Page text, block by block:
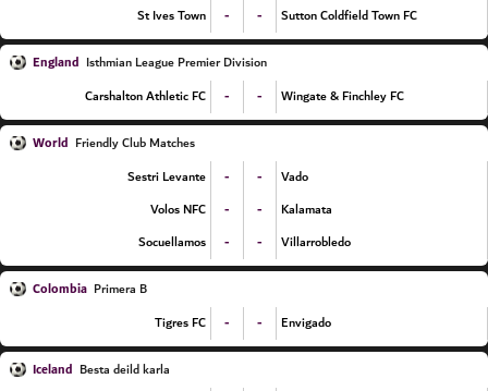
St Ives Town
- - Sutton Coldfield Town FC
England Isthmian League Premier Division
Carshalton Athletic FC
- - Wingate & Finchley FC
World Friendly Club Matches
Sestri Levante
- -
Vado
Volos NFC
- -
Kalamata
Socuellamos
- - Villarrobledo
Colombia Primera B
Tigres FC
- - Envigado
Iceland Besta deild karla